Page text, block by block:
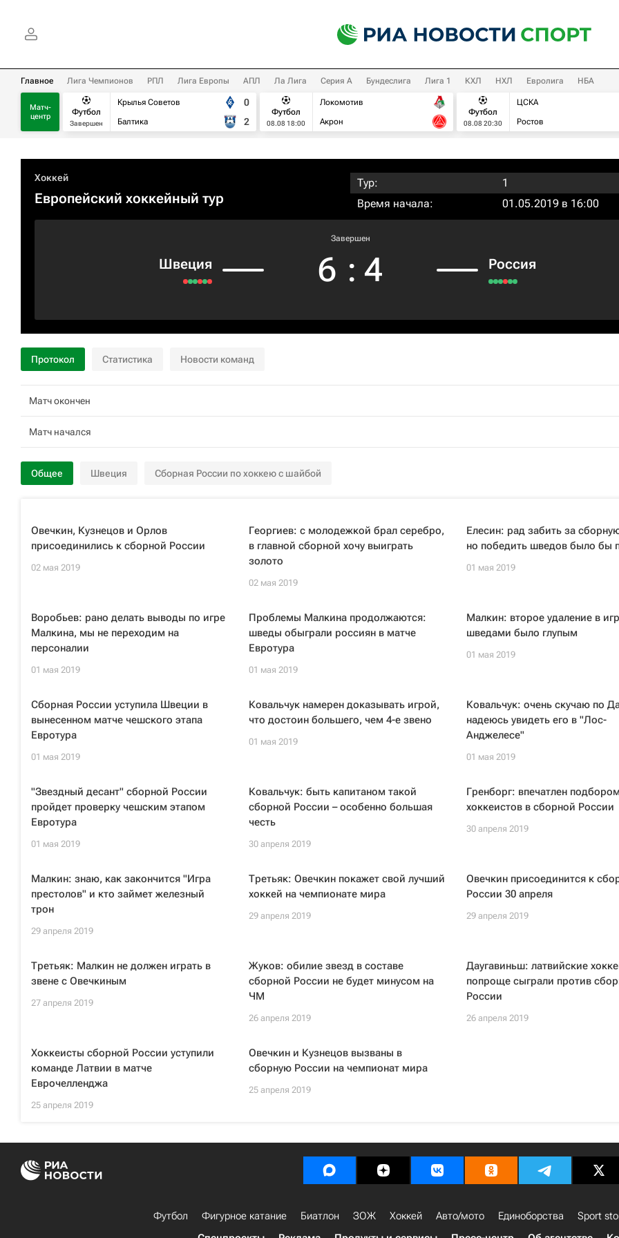
Главное Лига Чемпионов РПЛ Лига Европы АПЛ Ла Лига Серия А Бундеслига Лига 1 КХЛ НХЛ Евролига НБА
Матч-
центр
Футбол
Завершен
Крылья Советов
Балтика
0
2
Футбол
08.08 18:00
Локомотив
Акрон
Футбол
08.08 20:30
ЦСКА
Ростов
Хоккей
Европейский хоккейный тур
Тур:
1
Время начала:
01.05.2019 в 16:00
Швеция
Завершен
6 : 4 Россия
Протокол Статистика Новости команд
Матч окончен
Матч начался
Общее Швеция Сборная России по хоккею с шайбой
Овечкин, Кузнецов и Орлов
присоединились к сборной России
02 мая 2019
Георгиев: с молодежкой брал серебро,
в главной сборной хочу выиграть
золото
02 мая 2019
Елесин: рад забить за
но победить шведов было бы
01 мая 2019
Воробьев: рано делать выводы по игре
Малкина, мы не переходим на
персоналии
01 мая 2019
Проблемы Малкина продолжаются:
шведы обыграли россиян в матче
Евротура
01 мая 2019
Малкин: второе удаление в
шведами было глупым
01 мая 2019
Сборная России уступила Швеции в
вынесенном матче чешского этапа
Евротура
01 мая 2019
Ковальчук намерен доказывать игрой,
что достоин большего, чем 4-е звено
01 мая 2019
Ковальчук: очень скучаю по
надеюсь увидеть его в "Лос-
Анджелесе"
01 мая 2019
"Звездный десант" сборной России
пройдет проверку чешским этапом
Евротура
01 мая 2019
Ковальчук: быть капитаном такой
сборной России – особенно большая
честь
30 апреля 2019
Гренборг: впечатлен подбором
хоккеистов в сборной России
30 апреля 2019
Малкин: знаю, как закончится "Игра
престолов" и кто займет железный
трон
29 апреля 2019
Третьяк: Овечкин покажет свой лучший
хоккей на чемпионате мира
29 апреля 2019
Овечкин присоединится к
России 30 апреля
29 апреля 2019
Третьяк: Малкин не должен играть в
звене с Овечкиным
27 апреля 2019
Жуков: обилие звезд в составе
сборной России не будет минусом на
ЧМ
26 апреля 2019
Даугавиньш: латвийские
попроще сыграли против
России
26 апреля 2019
Хоккеисты сборной России уступили
команде Латвии в матче
Еврочелленджа
25 апреля 2019
Овечкин и Кузнецов вызваны в
сборную России на чемпионат мира
25 апреля 2019
Футбол Фигурное катание Биатлон ЗОЖ Хоккей Авто/мото Единоборства Sport